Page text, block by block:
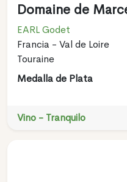
Domaine de
EARL Godet
Francia - Val de Loire
Touraine
Medalla de Plata
Vino - Tranquilo